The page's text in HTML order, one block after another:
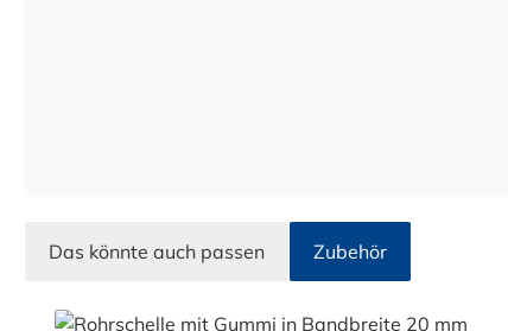
Das könnte auch passen Zubehör
Produktgalerie überspringen